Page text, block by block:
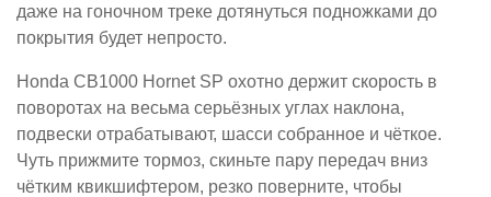
даже на гоночном треке дотянуться подножками до
покрытия будет непросто.
Honda CB1000 Hornet SP охотно держит скорость в
поворотах на весьма серьёзных углах наклона,
подвески отрабатывают, шасси собранное и чёткое.
Чуть прижмите тормоз, скиньте пару передач вниз
чётким квикшифтером, резко поверните, чтобы